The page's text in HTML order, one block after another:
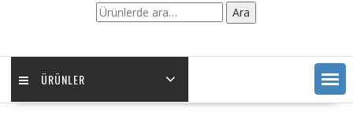
Ara: Ara
ÜRÜNLER